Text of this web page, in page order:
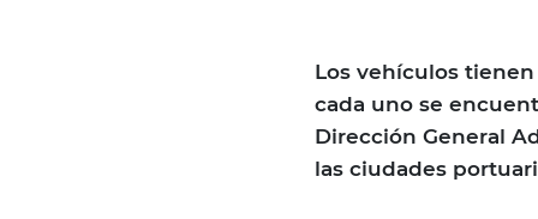
Los vehículos
cada uno se
Dirección General
las ciudades